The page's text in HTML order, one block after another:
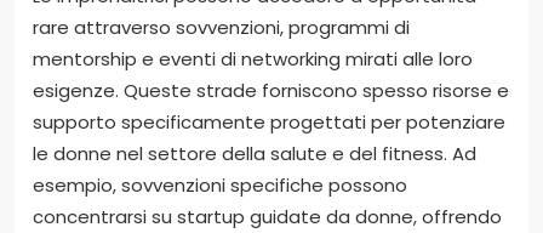
rare attraverso sovvenzioni, programmi di
mentorship e eventi di networking mirati alle loro
esigenze. Queste strade forniscono spesso risorse e
supporto specificamente progettati per potenziare
le donne nel settore della salute e del fitness. Ad
esempio, sovvenzioni specifiche possono
concentrarsi su startup guidate da donne, offrendo